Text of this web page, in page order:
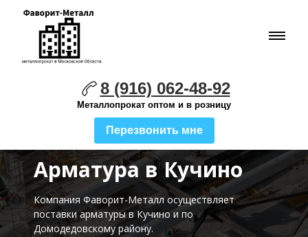
8 (916) 062-48-92
Металлопрокат оптом и в розницу
Перезвонить мне
Арматура в Кучино
Компания Фаворит-Металл осуществляет
поставкиарматуры в Кучино и по
Домодедовскому району.